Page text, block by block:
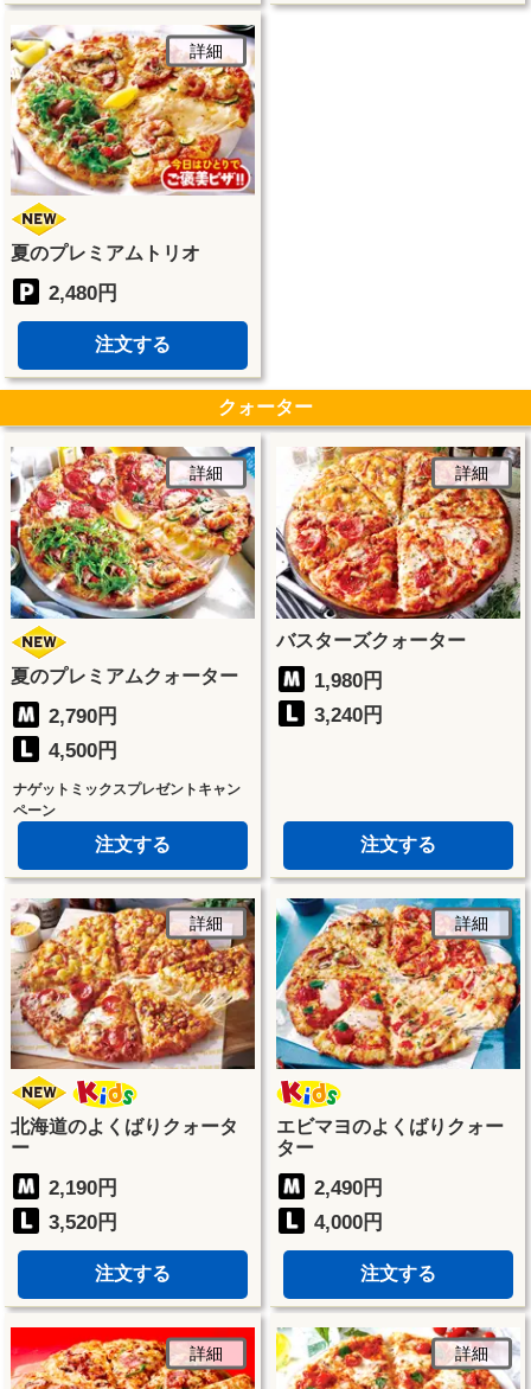
詳細
夏のプレミアムトリオ
2,480円
注文する
クォーター
詳細
夏のプレミアムクォーター
2,790円
4,500円
ナゲットミックスプレゼントキャン
ペーン
注文する
詳細
バスターズクォーター
1,980円
3,240円
注文する
詳細
北海道のよくばりクォータ
ー
2,190円
3,520円
注文する
詳細
エビマヨのよくばりクォー
ター
2,490円
4,000円
注文する
詳細 詳細